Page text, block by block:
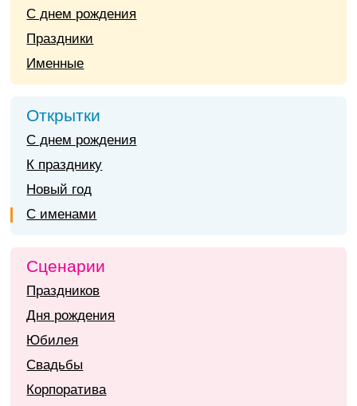
С днем рождения
Праздники
Именные
Открытки
С днем рождения
К празднику
Новый год
С именами
Сценарии
Праздников
Дня рождения
Юбилея
Свадьбы
Корпоратива